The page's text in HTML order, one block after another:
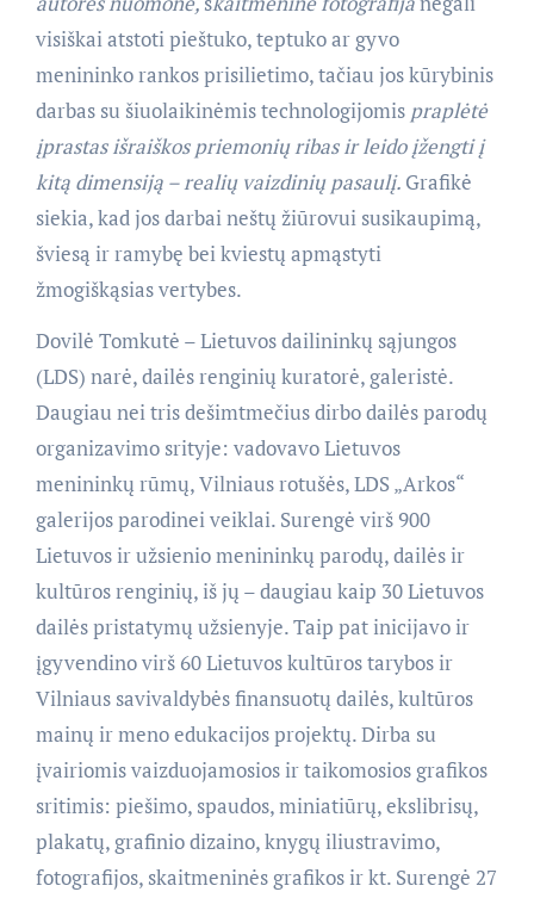
visiškai atstoti pieštuko, teptuko ar gyvo
menininko rankos prisilietimo, tačiau jos kūrybinis
darbas su šiuolaikinėmis technologijomispraplėtė
įprastas išraiškos priemonių ribas ir leido įžengti į
kitą dimensiją – realių vaizdinių pasaulį. Grafikė
siekia, kad jos darbai neštų žiūrovui susikaupimą,
šviesą ir ramybę bei kviestų apmąstyti
žmogiškąsias vertybes.
Dovilė Tomkutė – Lietuvos dailininkų sąjungos
(LDS) narė, dailės renginių kuratorė, galeristė.
Daugiau nei tris dešimtmečius dirbo dailės parodų
organizavimo srityje: vadovavo Lietuvos
menininkų rūmų, Vilniaus rotušės, LDS „Arkos“
galerijos parodinei veiklai. Surengė virš 900
Lietuvos ir užsienio menininkų parodų, dailės ir
kultūros renginių, iš jų – daugiau kaip 30 Lietuvos
dailės pristatymų užsienyje. Taip pat inicijavo ir
įgyvendino virš 60 Lietuvos kultūros tarybos ir
Vilniaus savivaldybės finansuotų dailės, kultūros
mainų ir meno edukacijos projektų. Dirba su
įvairiomis vaizduojamosios ir taikomosios grafikos
sritimis: piešimo, spaudos, miniatiūrų, ekslibrisų,
plakatų, grafinio dizaino, knygų iliustravimo,
fotografijos, skaitmeninės grafikos ir kt. Surengė 27